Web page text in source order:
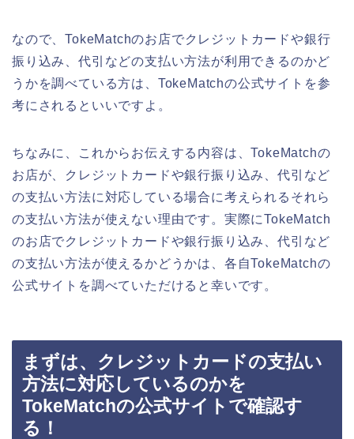
なので、TokeMatchのお店でクレジットカードや銀行
振り込み、代引などの支払い方法が利用できるのかど
うかを調べている方は、TokeMatchの公式サイトを参
考にされるといいですよ。
ちなみに、これからお伝えする内容は、TokeMatchの
お店が、クレジットカードや銀行振り込み、代引など
の支払い方法に対応している場合に考えられるそれら
の支払い方法が使えない理由です。実際にTokeMatch
のお店でクレジットカードや銀行振り込み、代引など
の支払い方法が使えるかどうかは、各自TokeMatchの
公式サイトを調べていただけると幸いです。
まずは、クレジットカードの支払い
方法に対応しているのかを
TokeMatchの公式サイトで確認す
る！